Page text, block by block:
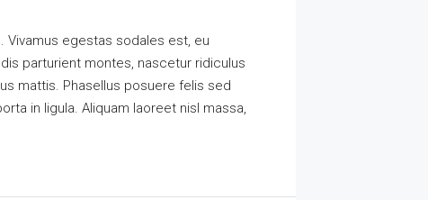
egestas sodales est, eu
parturient montes, nascetur ridiculus
mattis. Phasellus posuere felis sed
in ligula. Aliquam laoreet nisl massa,